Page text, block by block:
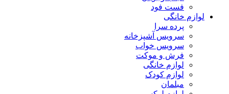
فست فود
لوازم خانگی
پرده سرا
سرویس آشپزخانه
سرویس خواب
فرش و موکت
لوازم خانگی
لوازم کودک
مبلمان